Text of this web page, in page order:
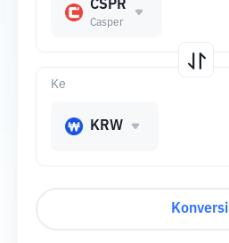
CSPR
Casper
Ke
KRW
Konversi